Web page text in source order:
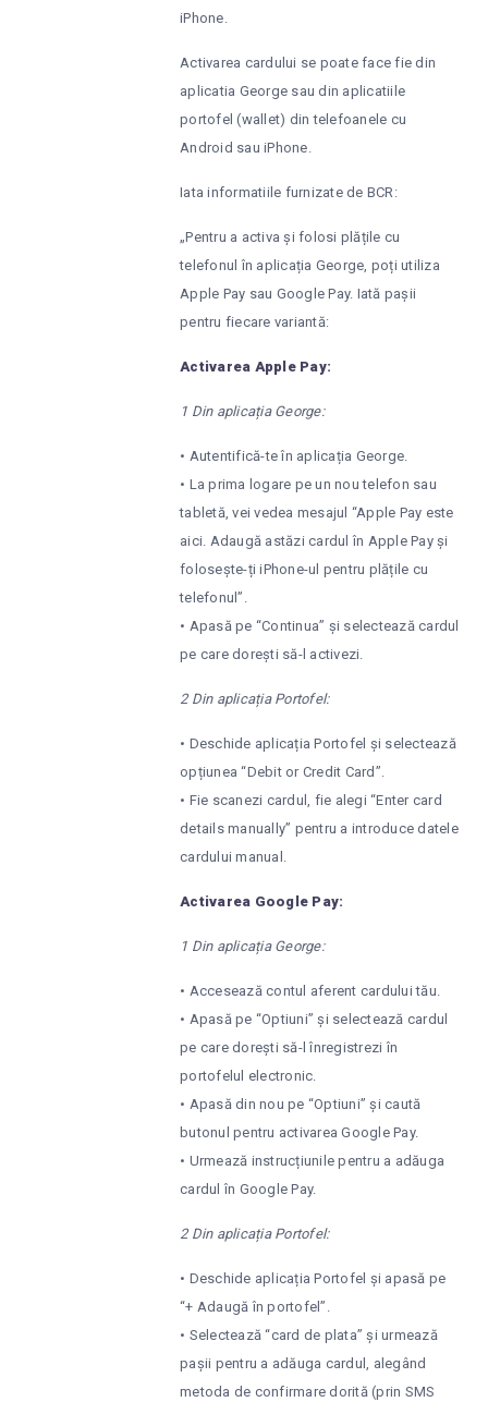
iPhone.
Activarea cardului se poate face fie din
aplicatia George sau din aplicatiile
portofel (wallet) din telefoanele cu
Android sau iPhone.
Iata informatiile furnizate de BCR:
„Pentru a activa și folosi plățile cu
telefonul în aplicația George, poți utiliza
Apple Pay sau Google Pay. Iată pașii
pentru fiecare variantă:
Activarea Apple Pay:
1 Din aplicația George:
• Autentifică-te în aplicația George.
• La prima logare pe un nou telefon sau
tabletă, vei vedea mesajul “Apple Pay este
aici. Adaugă astăzi cardul în Apple Pay și
folosește-ți iPhone-ul pentru plățile cu
telefonul”.
• Apasă pe “Continua” și selectează cardul
pe care dorești să-l activezi.
2 Din aplicația Portofel:
• Deschide aplicația Portofel și selectează
opțiunea “Debit or Credit Card”.
• Fie scanezi cardul, fie alegi “Enter card
details manually” pentru a introduce datele
cardului manual.
Activarea Google Pay:
1 Din aplicația George:
• Accesează contul aferent cardului tău.
• Apasă pe “Optiuni” și selectează cardul
pe care dorești să-l înregistrezi în
portofelul electronic.
• Apasă din nou pe “Optiuni” și caută
butonul pentru activarea Google Pay.
• Urmează instrucțiunile pentru a adăuga
cardul în Google Pay.
2 Din aplicația Portofel:
• Deschide aplicația Portofel și apasă pe
“+ Adaugă în portofel”.
• Selectează “card de plata” și urmează
pașii pentru a adăuga cardul, alegând
metoda de confirmare dorită (prin SMS